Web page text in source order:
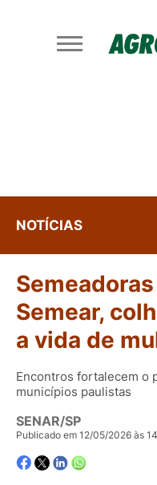
NOTÍCIAS
Semear,
a vida de
Encontros fortalecem o
municípios paulistas
SENAR/SP
Publicado em 12/05/2026 às